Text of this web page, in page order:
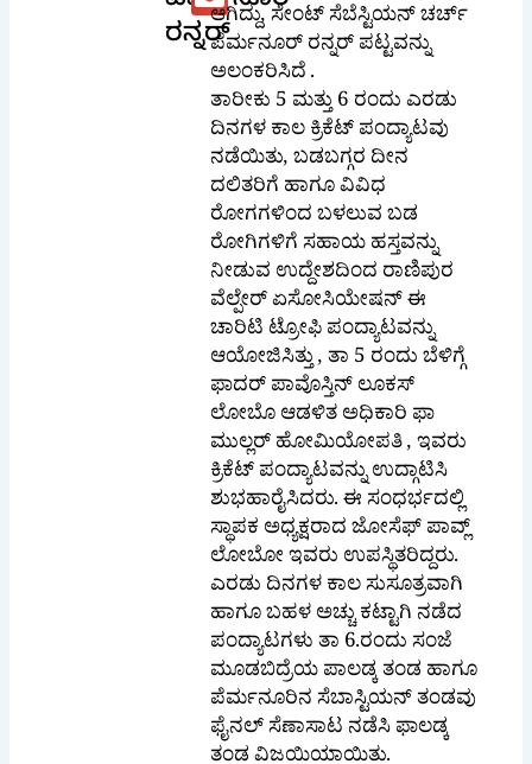
ರನ್ನರ್
ಆಗಿದ್ದು, ಸೇಂಟ್ ಸೆಬೆಸ್ಟಿಯನ್ ಚರ್ಚ್
ಪೆರ್ಮನೂರ್ ರನ್ನರ್ ಪಟ್ಟವನ್ನು
ಅಲಂಕರಿಸಿದೆ .
ತಾರೀಕು 5 ಮತ್ತು 6 ರಂದು ಎರಡು
ದಿನಗಳ ಕಾಲ ಕ್ರಿಕೆಟ್ ಪಂದ್ಯಾಟವು
ನಡೆಯಿತು, ಬಡಬಗ್ಗರ ದೀನ ದಲಿತರಿಗೆ
ಹಾಗೂ ವಿವಿಧ ರೋಗಗಳಿಂದ
ಬಳಲುವ ಬಡ ರೋಗಿಗಳಿಗೆ ಸಹಾಯ
ಹಸ್ತವನ್ನು ನೀಡುವ ಉದ್ದೇಶದಿಂದ
ರಾಣಿಪುರ ವೆಲ್ಪೇರ್ ಏಸೋಸಿಯೇಷನ್
ಈ ಚಾರಿಟಿ ಟ್ರೋಫಿ ಪಂದ್ಯಾಟವನ್ನು
ಆಯೋಜಿಸಿತ್ತು , ತಾ 5 ರಂದು ಬೆಳಿಗ್ಗೆ
ಫಾದರ್ ಪಾವೊಸ್ತಿನ್ ಲೂಕಸ್
ಲೋಬೊ ಆಡಳಿತ ಅಧಿಕಾರಿ ಫಾ
ಮುಲ್ಲರ್ ಹೋಮಿಯೋಪತಿ , ಇವರು
ಕ್ರಿಕೆಟ್ ಪಂದ್ಯಾಟವನ್ನು ಉದ್ಗಾಟಿಸಿ
ಶುಭಹಾರೈಸಿದರು. ಈ ಸಂಧರ್ಭದಲ್ಲಿ
ಸ್ಥಾಪಕ ಅಧ್ಯಕ್ಷರಾದ ಜೋಸೆಫ್ ಪಾವ್ಲ್
ಲೋಬೋ ಇವರು ಉಪಸ್ಥಿತರಿದ್ದರು.
ಎರಡು ದಿನಗಳ ಕಾಲ ಸುಸೂತ್ರವಾಗಿ
ಹಾಗೂ ಬಹಳ ಅಚ್ಚು ಕಟ್ಟಾಗಿ ನಡೆದ
ಪಂದ್ಯಾಟಗಳು ತಾ 6.ರಂದು ಸಂಜೆ
ಮೂಡಬಿದ್ರೆಯ ಪಾಲಡ್ಕ ತಂಡ ಹಾಗೂ
ಪೆರ್ಮನೂರಿನ ಸೆಬಾಸ್ಟಿಯನ್ ತಂಡವು
ಫೈನಲ್ ಸೆಣಾಸಾಟ ನಡೆಸಿ ಫಾಲಡ್ಕ
ತಂಡ ವಿಜಯಿಯಾಯಿತು.